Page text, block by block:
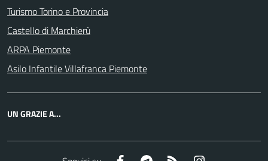
Turismo Torino e Provincia
Castello di Marchierù
ARPA Piemonte
Asilo Infantile Villafranca Piemonte
UN GRAZIE A...